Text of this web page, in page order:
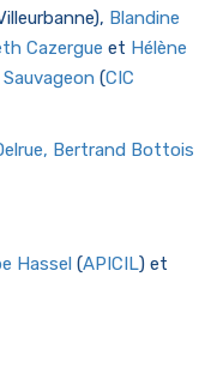
Blandine
Cazergue et Hélène
(CIC
Bertrand Bottois
Hassel (APICIL) et